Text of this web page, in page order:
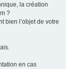
la création
?
bien l’objet de votre
en cas